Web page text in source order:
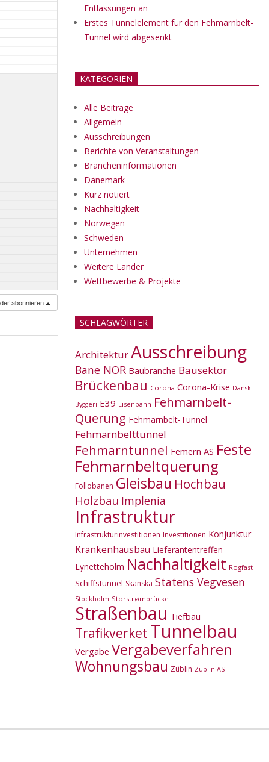
abonnieren
Entlassungen an
Erstes Tunnelelement für den Fehmarnbelt-
Tunnel wird abgesenkt
KATEGORIEN
Alle Beiträge
Allgemein
Ausschreibungen
Berichte von Veranstaltungen
Brancheninformationen
Dänemark
Kurz notiert
Nachhaltigkeit
Norwegen
Schweden
Unternehmen
Weitere Länder
Wettbewerbe & Projekte
SCHLAGWÖRTER
ArchitekturAusschreibung
Bane NOR Baubranche Bausektor
Brückenbau Corona Corona-Krise Dansk
Byggeri E39 Eisenbahn Fehmarnbelt-
Querung Fehmarnbelt-Tunnel
Fehmarnbelttunnel
Fehmarntunnel Femern AS Feste
Fehmarnbeltquerung
Follobanen Gleisbau Hochbau
Holzbau Implenia
Infrastruktur
Infrastrukturinvestitionen Investitionen Konjunktur
Krankenhausbau Lieferantentreffen
Lynetteholm Nachhaltigkeit Rogfast
Schiffstunnel Skanska Statens Vegvesen
Stockholm Storstrømbrücke
Straßenbau Tiefbau
Trafikverket Tunnelbau
Vergabe Vergabeverfahren
Wohnungsbau Züblin Züblin AS